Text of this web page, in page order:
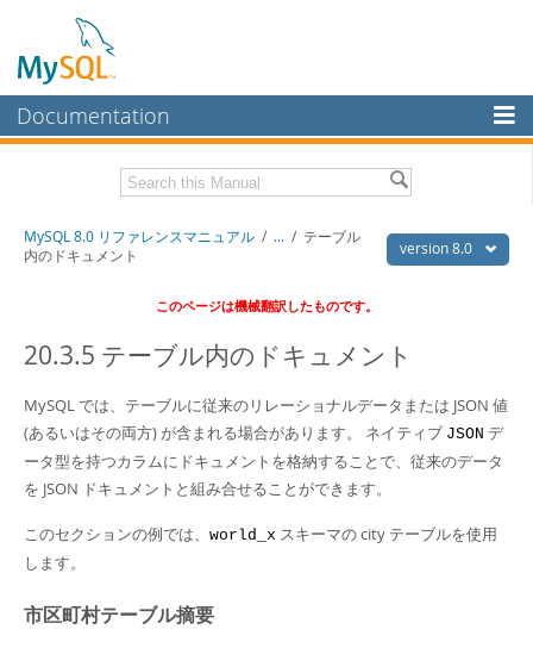
Documentation
MySQL Enterprise
Workbench
Connectors
More
MySQL.com
Downloads
Developer Zone
Download this Manual version 8.0
MySQL 8.0 リファレンスマニュアル / ... / テーブル
内のドキュメント
このページは機械翻訳したものです。
20.3.5 テーブル内のドキュメント
MySQL では、テーブルに従来のリレーショナルデータまたは JSON 値
(あるいはその両方) が含まれる場合があります。 ネイティブ JSON デ
ータ型を持つカラムにドキュメントを格納することで、従来のデータ
を JSON ドキュメントと組み合せることができます。
このセクションの例では、 world_x スキーマの city テーブルを使用
します。
市区町村テーブル摘要